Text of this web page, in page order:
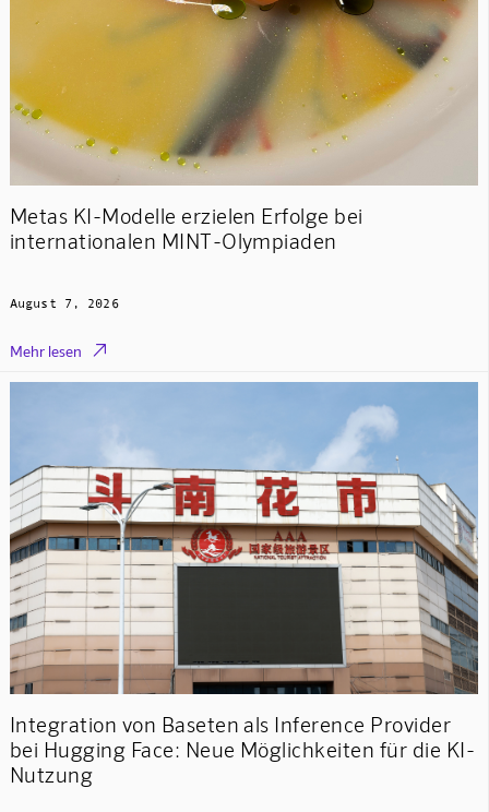
Metas KI-Modelle erzielen Erfolge bei
internationalen MINT-Olympiaden
August 7, 2026
Mehr lesen 
Integration von Baseten als Inference Provider
bei Hugging Face: Neue Möglichkeiten für die KI-
Nutzung